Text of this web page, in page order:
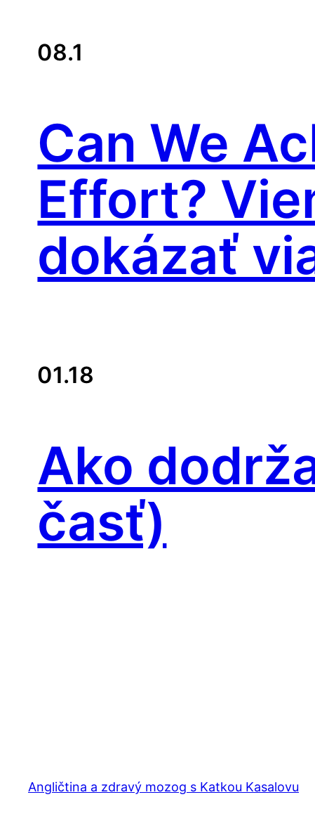
08.1
Can We
Effort?
dokázať
01.18
Ako
časť)
Angličtina a zdravý mozog s Katkou Kasalovu